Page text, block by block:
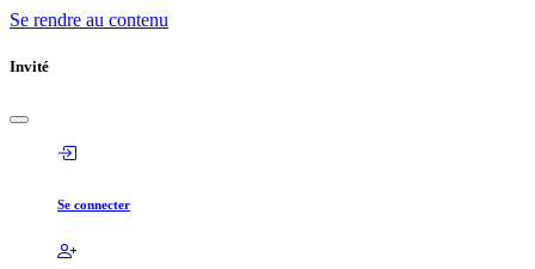
Se rendre au contenu
Invité
Se connecter